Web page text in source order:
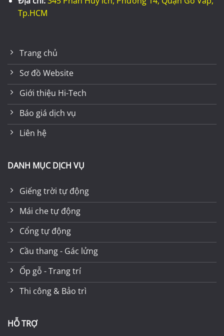
Tp.HCM
Trang chủ
Sơ đồ Website
Giới thiệu Hi-Tech
Báo giá dịch vụ
Liên hệ
DANH MỤC DỊCH VỤ
Giếng trời tự động
Mái che tự động
Cổng tự động
Cầu thang - Gác lửng
Ốp gỗ - Trang trí
Thi công & Bảo trì
HỖ TRỢ